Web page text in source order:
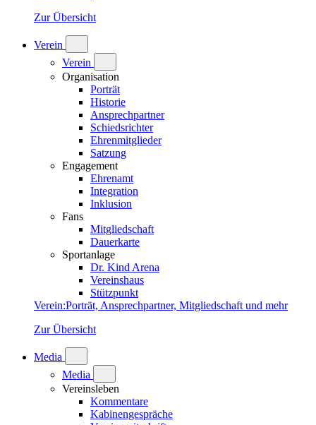
Zur Übersicht
Verein
Verein
Organisation
Porträt
Historie
Ansprechpartner
Schiedsrichter
Ehrenmitglieder
Satzung
Engagement
Ehrenamt
Integration
Inklusion
Fans
Mitgliedschaft
Dauerkarte
Sportanlage
Dr. Kind Arena
Vereinshaus
Stützpunkt
Verein:Porträt, Ansprechpartner, Mitgliedschaft und mehr
Zur Übersicht
Media
Media
Vereinsleben
Kommentare
Kabinengespräche